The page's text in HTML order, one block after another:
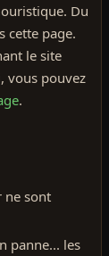
Du
cette page.
le site
vous pouvez
.
ne sont
panne... les